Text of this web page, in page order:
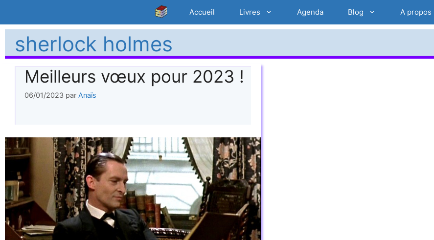
contenu
Accueil Livres Agenda Blog A propos
sherlock holmes
Meilleurs vœux pour 2023 !
06/01/2023 par Anaïs